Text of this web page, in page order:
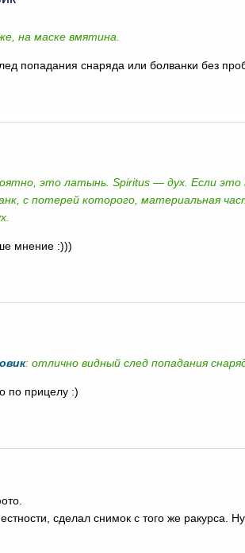
на маске вмятина.
попадания снаряда или болванки без
это латынь. Spiritus — дух. Если это
с потерей которого, материальная
мнение :)))
: отлично видный след попадания
по прицелу :)
сделал снимок с того же ракурса.